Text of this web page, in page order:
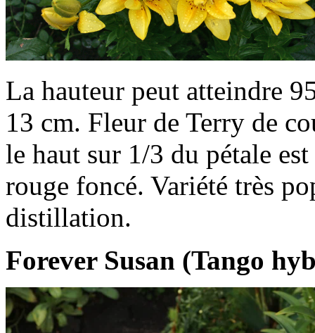
La hauteur peut atteindre
13 cm. Fleur de Terry de
le haut sur 1/3 du pétale
rouge foncé. Variété très
distillation.
Forever Susan (Tango